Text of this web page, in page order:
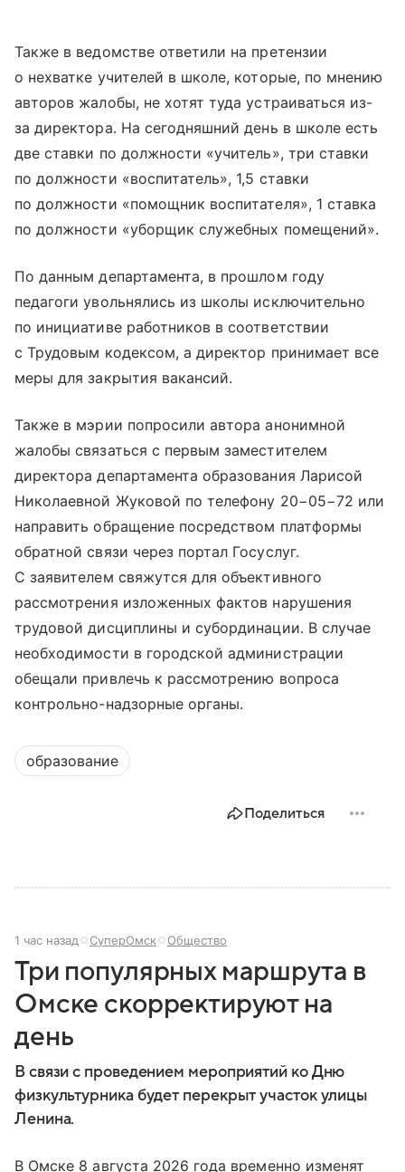
Также в ведомстве ответили на претензии
о нехватке учителей в школе, которые, по мнению
авторов жалобы, не хотят туда устраиваться из-
за директора. На сегодняшний день в школе есть
две ставки по должности «учитель», три ставки
по должности «воспитатель», 1,5 ставки
по должности «помощник воспитателя», 1 ставка
по должности «уборщик служебных помещений».
По данным департамента, в прошлом году
педагоги увольнялись из школы исключительно
по инициативе работников в соответствии
с Трудовым кодексом, а директор принимает все
меры для закрытия вакансий.
Также в мэрии попросили автора анонимной
жалобы связаться с первым заместителем
директора департамента образования Ларисой
Николаевной Жуковой по телефону 20−05−72 или
направить обращение посредством платформы
обратной связи через портал Госуслуг.
С заявителем свяжутся для объективного
рассмотрения изложенных фактов нарушения
трудовой дисциплины и субординации. В случае
необходимости в городской администрации
обещали привлечь к рассмотрению вопроса
контрольно-надзорные органы.
образование
Поделиться
1 час назад СуперОмск Общество
Три популярных маршрута в
Омске скорректируют на
день
В связи с проведением мероприятий ко Дню
физкультурника будет перекрыт участок улицы
Ленина.
В Омске 8 августа 2026 года временно изменят